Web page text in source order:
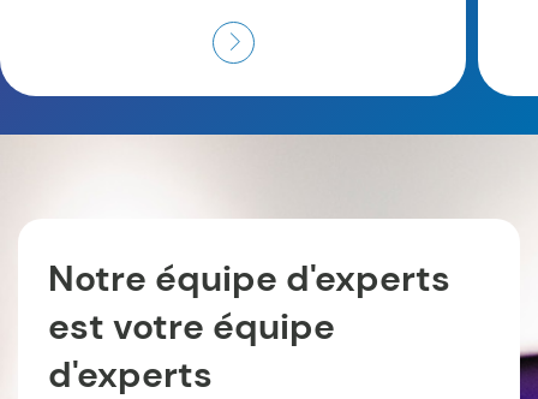
Notre équipe d'experts
est votre équipe
d'experts